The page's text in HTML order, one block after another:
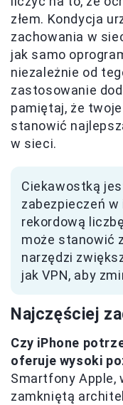
złem. Kondycja
zachowania w
jak samo
niezależnie od
zastosowanie
pamiętaj, że
stanowić
w sieci.
Ciekawostką
zabezpieczeń w
rekordową
może stanowić
narzędzi
jak VPN, aby
Najczęściej
Czy iPhone
oferuje wysoki
Smartfony Apple,
zamkniętą